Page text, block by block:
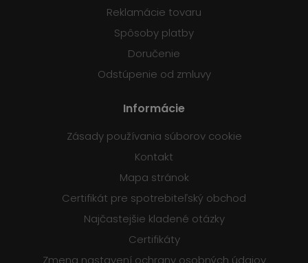
Reklamácie tovaru
Spôsoby platby
Doručenie
Odstúpenie od zmluvy
Informácie
Zásady používania súborov cookie
Kontakt
Mapa stránok
Certifikát pre spotrebiteľský obchod
Najčastejšie kladené otázky
Certifikáty
Zmena nastavení ochrany osobných údajov